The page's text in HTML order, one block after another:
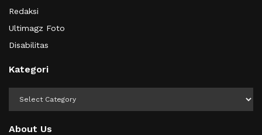
Redaksi
Ultimagz Foto
Disabilitas
Kategori
About Us